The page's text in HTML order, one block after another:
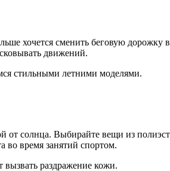
хочется сменить беговую
движений.
стильными летними моделями.
солнца. Выбирайте вещи из
во время занятий спортом.
вызвать раздражение кожи.